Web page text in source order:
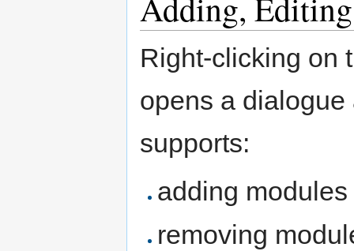
Right-clicking on
opens a
supports:
adding
removing